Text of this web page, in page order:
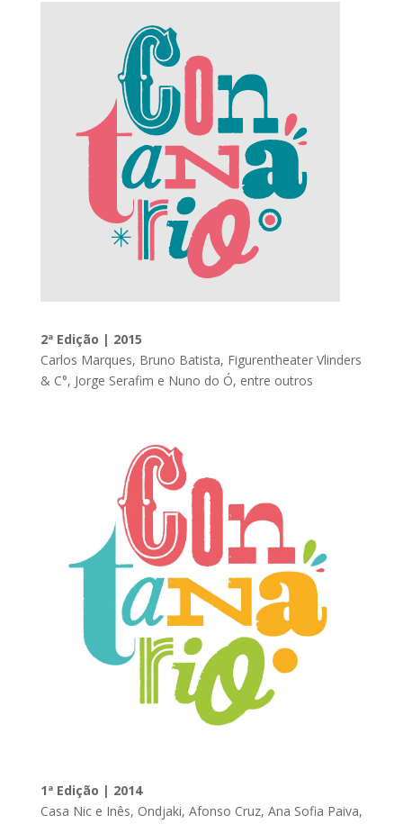
2ª Edição | 2015
Carlos Marques, Bruno Batista, Figurentheater Vlinders
& C°, Jorge Serafim e Nuno do Ó, entre outros
1ª Edição | 2014
Casa Nic e Inês, Ondjaki, Afonso Cruz, Ana Sofia Paiva,